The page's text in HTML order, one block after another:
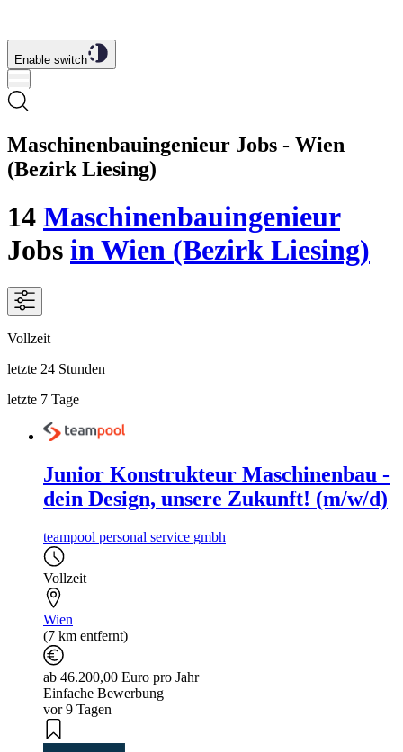
Enable switch
Maschinenbauingenieur Jobs - Wien
(Bezirk Liesing)
14 Maschinenbauingenieur
Jobs in Wien (Bezirk Liesing)
Vollzeit
letzte 24 Stunden
letzte 7 Tage
Junior Konstrukteur Maschinenbau -
dein Design, unsere Zukunft! (m/w/d)
teampool personal service gmbh
Vollzeit
Wien
(7 km entfernt)
ab 46.200,00 Euro pro Jahr
Einfache Bewerbung
vor 9 Tagen